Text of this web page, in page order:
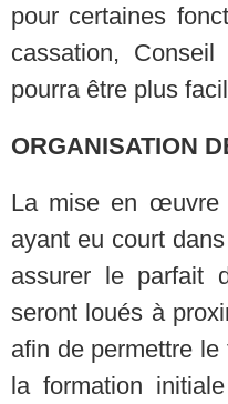
pour certaines
cassation,
pourra être plus
ORGANISATION
La mise en œuvre
ayant eu court
assurer le parfait
seront loués à
afin de permettre
la formation